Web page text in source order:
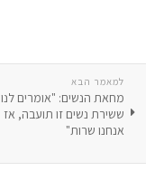
למאמר הבא
מחאת הנשים: "אומרים לנו
ששירת נשים זו תועבה, אז
אנחנו שרות"